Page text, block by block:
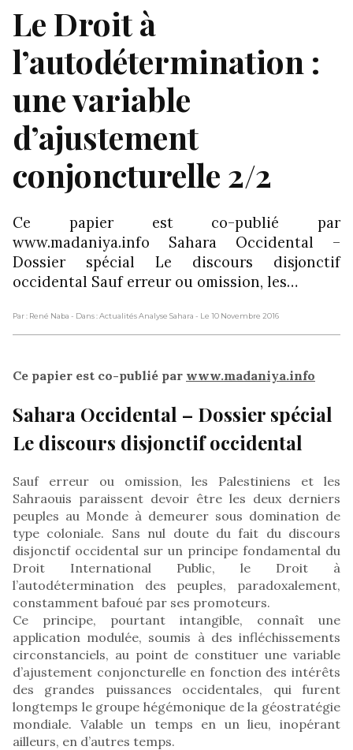
Le Droit à
l’autodétermination :
une variable
d’ajustement
conjoncturelle 2/2
Ce papier est co-publié par
www.madaniya.info Sahara Occidental –
Dossier spécial Le discours disjonctif
occidental Sauf erreur ou omission, les…
Par : René Naba - Dans : Actualités Analyse Sahara - Le 10 Novembre 2016
Ce papier est co-publié par www.madaniya.info
Sahara Occidental – Dossier spécial
Le discours disjonctif occidental
Sauf erreur ou omission, les Palestiniens et les
Sahraouis paraissent devoir être les deux derniers
peuples au Monde à demeurer sous domination de
type coloniale. Sans nul doute du fait du discours
disjonctif occidental sur un principe fondamental du
Droit International Public, le Droit à
l’autodétermination des peuples, paradoxalement,
constamment bafoué par ses promoteurs.
Ce principe, pourtant intangible, connaît une
application modulée, soumis à des infléchissements
circonstanciels, au point de constituer une variable
d’ajustement conjoncturelle en fonction des intérêts
des grandes puissances occidentales, qui furent
longtemps le groupe hégémonique de la géostratégie
mondiale. Valable un temps en un lieu, inopérant
ailleurs, en d’autres temps.